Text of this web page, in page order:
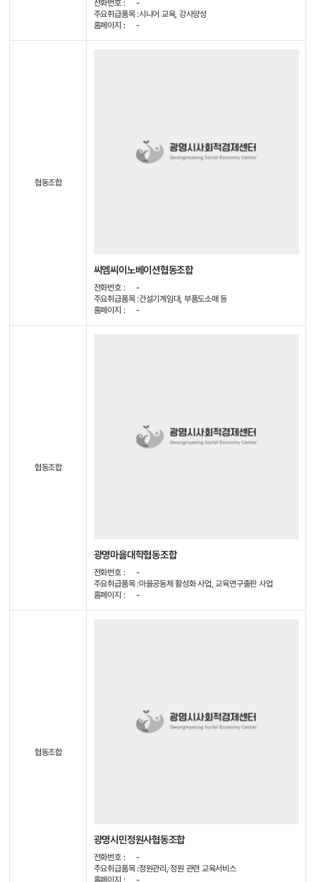
전화번호 :
-
주요취급품목 :시니어 교육, 강사양성
홈페이지 :
-
협동조합
씨엠씨이노베이션협동조합
전화번호 :
-
주요취급품목 :건설기계임대, 부품도소매 등
홈페이지 :
-
협동조합
광명마을대학협동조합
전화번호 :
-
주요취급품목 :마을공동체 활성화 사업, 교육연구출판 사업
홈페이지 :
-
협동조합
광명시민정원사협동조합
전화번호 :
-
주요취급품목 :정원관리, 정원 관련 교육서비스
홈페이지 :
-